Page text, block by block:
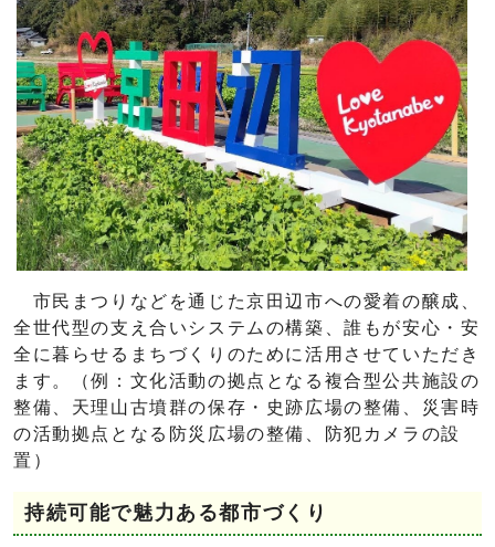
市民まつりなどを通じた京田辺市への愛着の醸成、
全世代型の支え合いシステムの構築、誰もが安心・安
全に暮らせるまちづくりのために活用させていただき
ます。（例：文化活動の拠点となる複合型公共施設の
整備、天理山古墳群の保存・史跡広場の整備、災害時
の活動拠点となる防災広場の整備、防犯カメラの設
置）
持続可能で魅力ある都市づくり